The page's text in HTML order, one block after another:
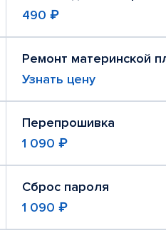
490 ₽
Ремонт материнской
Узнать цену
Перепрошивка
1 090 ₽
Сброс пароля
1 090 ₽